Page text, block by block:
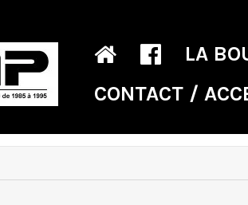
LA
CONTACT /